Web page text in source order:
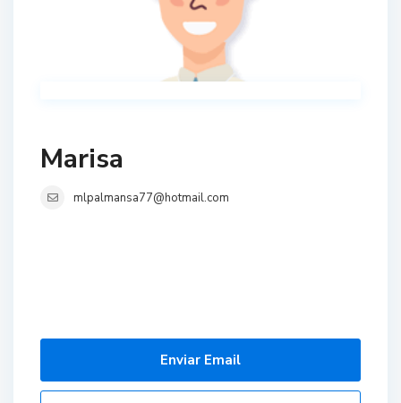
Marisa
mlpalmansa77@hotmail.com
Enviar Email